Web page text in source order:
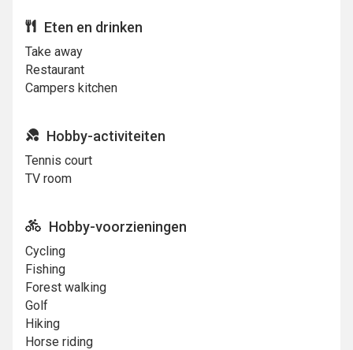
Eten en drinken
Take away
Restaurant
Campers kitchen
Hobby-activiteiten
Tennis court
TV room
Hobby-voorzieningen
Cycling
Fishing
Forest walking
Golf
Hiking
Horse riding